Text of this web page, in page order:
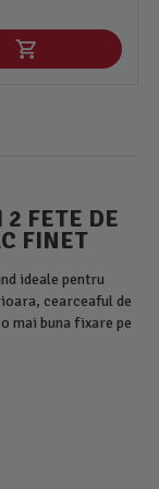
2 FETE DE
FINET
ideale pentru
cearceaful de
mai buna fixare pe